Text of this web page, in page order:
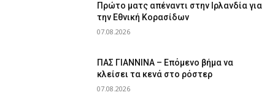
Πρώτο ματς απέναντι στην Ιρλανδία για
την Εθνική Κορασίδων
07.08.2026
ΠΑΣ ΓΙΑΝΝΙΝΑ – Επόμενο βήμα να
κλείσει τα κενά στο ρόστερ
07.08.2026